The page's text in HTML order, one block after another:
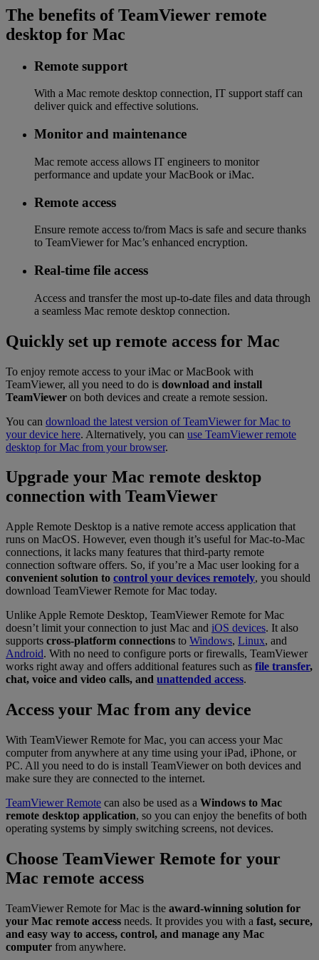
The benefits of TeamViewer remote
desktop for Mac
Remote support
With a Mac remote desktop connection, IT support staff can
deliver quick and effective solutions.
Monitor and maintenance
Mac remote access allows IT engineers to monitor
performance and update your MacBook or iMac.
Remote access
Ensure remote access to/from Macs is safe and secure thanks
to TeamViewer for Mac’s enhanced encryption.
Real-time file access
Access and transfer the most up-to-date files and data through
a seamless Mac remote desktop connection.
Quickly set up remote access for Mac
To enjoy remote access to your iMac or MacBook with
TeamViewer, all you need to do is download and install
TeamViewer on both devices and create a remote session.
You can download the latest version of TeamViewer for Mac to
your device here. Alternatively, you can use TeamViewer remote
desktop for Mac from your browser.
Upgrade your Mac remote desktop
connection with TeamViewer
Apple Remote Desktop is a native remote access application that
runs on MacOS. However, even though it’s useful for Mac-to-Mac
connections, it lacks many features that third-party remote
connection software offers. So, if you’re a Mac user looking for a
convenient solution to control your devices remotely, you should
download TeamViewer Remote for Mac today.
Unlike Apple Remote Desktop, TeamViewer Remote for Mac
doesn’t limit your connection to just Mac and iOS devices. It also
supports cross-platform connections to Windows, Linux, and
Android. With no need to configure ports or firewalls, TeamViewer
works right away and offers additional features such as file transfer,
chat, voice and video calls, and unattended access.
Access your Mac from any device
With TeamViewer Remote for Mac, you can access your Mac
computer from anywhere at any time using your iPad, iPhone, or
PC. All you need to do is install TeamViewer on both devices and
make sure they are connected to the internet.
TeamViewer Remote can also be used as a Windows to Mac
remote desktop application, so you can enjoy the benefits of both
operating systems by simply switching screens, not devices.
Choose TeamViewer Remote for your
Mac remote access
TeamViewer Remote for Mac is the award-winning solution for
your Mac remote access needs. It provides you with a fast, secure,
and easy way to access, control, and manage any Mac
computer from anywhere.